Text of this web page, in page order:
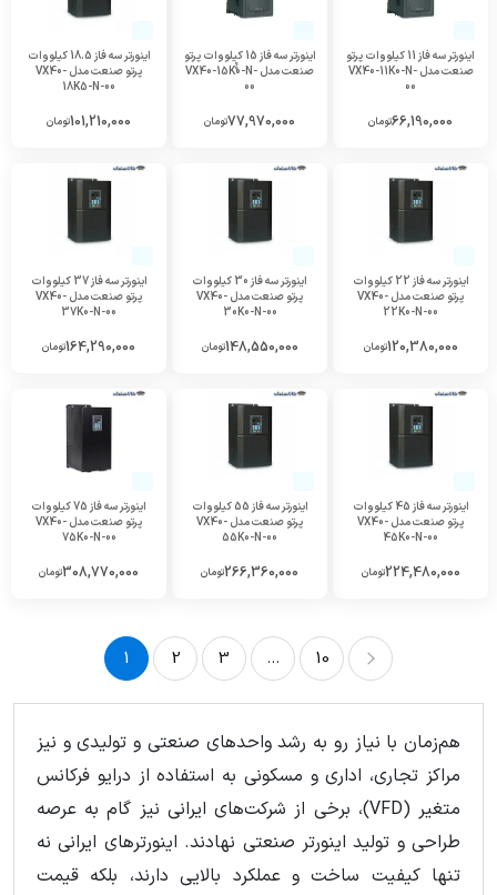
اینورتر سه فاز 11 کیلووات پرتو
صنعت مدل VX40-11K0-N-
00
66,190,000تومان
اینورتر سه فاز 15 کیلووات پرتو
صنعت مدل VX40-15Kٌٌ0-N-
00
77,970,000تومان
اینورتر سه فاز 18.5 کیلووات
پرتو صنعت مدل VX40-
18K5-N-00
101,210,000تومان
اینورتر سه فاز 22 کیلووات
پرتو صنعت مدل VX40-
22K0-N-00
120,380,000تومان
اینورتر سه فاز 30 کیلووات
پرتو صنعت مدل VX40-
30K0-N-00
148,550,000تومان
اینورتر سه فاز 37 کیلووات
پرتو صنعت مدل VX40-
37K0-N-00
164,290,000تومان
اینورتر سه فاز 45 کیلووات
پرتو صنعت مدل VX40-
45K0-N-00
224,480,000تومان
اینورتر سه فاز 55 کیلووات
پرتو صنعت مدل VX40-
55K0-N-00
266,360,000تومان
اینورتر سه فاز 75 کیلووات
پرتو صنعت مدل VX40-
75K0-N-00
308,770,000تومان
1 2 3 ... 10
هم‌زمان با نیاز رو به رشد واحدهای صنعتی و تولیدی و نیز
مراکز تجاری، اداری و مسکونی به استفاده از درایو فرکانس
متغیر (VFD)، برخی از شرکت‌های ایرانی نیز گام به عرصه
طراحی و تولید اینورتر صنعتی نهادند. اینورترهای ایرانی نه
تنها کیفیت ساخت و عملکرد بالایی دارند، بلکه قیمت